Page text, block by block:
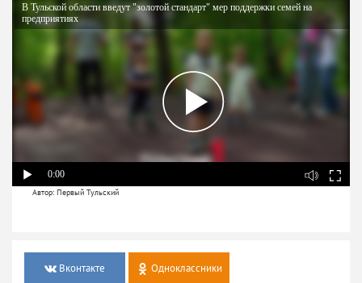
В Тульской области введут "золотой стандарт" мер поддержки семей на
предприятиях
0:00
Автор: Первый Тульский
Вконтакте Одноклассники